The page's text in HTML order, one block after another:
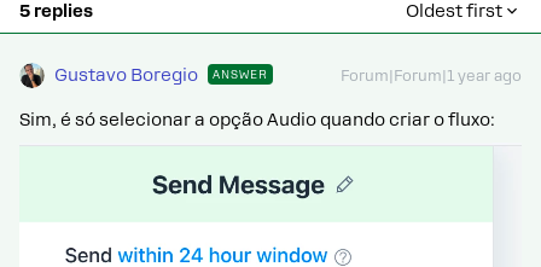
5 replies Oldest first
Gustavo Boregio ANSWER Forum|Forum|1 year ago
Sim, é só selecionar a opção Audio quando criar o fluxo: